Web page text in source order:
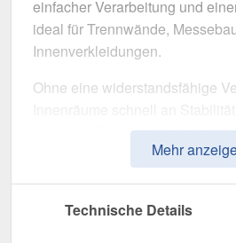
einfacher Verarbeitung und
ideal für Trennwände,
Innenverkleidungen.
Ohne eine widerstandsfähige
verlieren. Diese Massivplatte
Einsatz in Innenbereichen
widerstandsfähiges Material
Mehr
Technische Details